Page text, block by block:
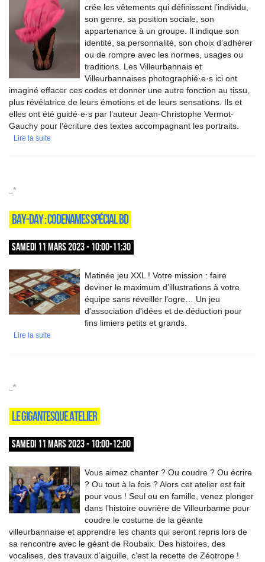
crée les vêtements qui définissent l’individu,
son genre, sa position sociale, son
appartenance à un groupe. Il indique son
identité, sa personnalité, son choix d’adhérer
ou de rompre avec les normes, usages ou
traditions. Les Villeurbannais et
Villeurbannaises photographié·e·s ici ont
imaginé effacer ces codes et donner une autre fonction au tissu,
plus révélatrice de leurs émotions et de leurs sensations. Ils et
elles ont été guidé·e·s par l’auteur Jean-Christophe Vermot-
Gauchy pour l’écriture des textes accompagnant les portraits.
Lire la suite
_*
BAY-DAY : CODENAMES SPÉCIAL BD
SAMEDI 11 MARS 2023 - 10:00-11:30
Matinée jeu XXL ! Votre mission : faire
deviner le maximum d’illustrations à votre
équipe sans réveiller l’ogre… Un jeu
d'association d'idées et de déduction pour
fins limiers petits et grands.
Lire la suite
_*
LE GIGANTESQUE ATELIER
SAMEDI 11 MARS 2023 - 10:00-12:00
Vous aimez chanter ? Ou coudre ? Ou écrire
? Ou tout à la fois ? Alors cet atelier est fait
pour vous ! Seul ou en famille, venez plonger
dans l’histoire ouvrière de Villeurbanne pour
coudre le costume de la géante
villeurbannaise et apprendre les chants qui seront repris lors de
sa rencontre avec le géant de Roubaix. Des histoires, des
vocalises, des travaux d’aiguille, c’est la recette de Zéotrope !